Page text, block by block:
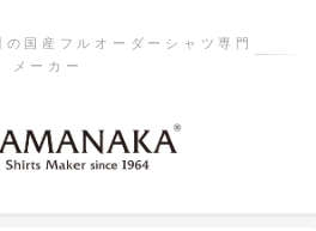
国産フルオーダーシャツ専門
メーカー